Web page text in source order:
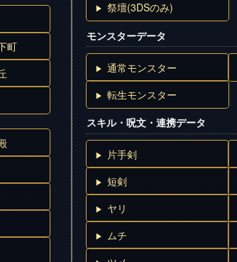
町
祭壇(3DSのみ)
モンスターデータ
通常モンスター
転生モンスター
スキル・呪文・連携データ
片手剣
短剣
ヤリ
ムチ